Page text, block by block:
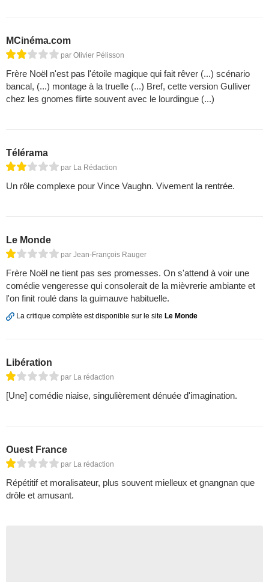
MCinéma.com
par Olivier Pélisson
Frère Noël n'est pas l'étoile magique qui fait rêver (...) scénario
bancal, (...) montage à la truelle (...) Bref, cette version Gulliver
chez les gnomes flirte souvent avec le lourdingue (...)
Télérama
par La Rédaction
Un rôle complexe pour Vince Vaughn. Vivement la rentrée.
Le Monde
par Jean-François Rauger
Frère Noël ne tient pas ses promesses. On s'attend à voir une
comédie vengeresse qui consolerait de la mièvrerie ambiante et
l'on finit roulé dans la guimauve habituelle.
La critique complète est disponible sur le site Le Monde
Libération
par La rédaction
[Une] comédie niaise, singulièrement dénuée d'imagination.
Ouest France
par La rédaction
Répétitif et moralisateur, plus souvent mielleux et gnangnan que
drôle et amusant.